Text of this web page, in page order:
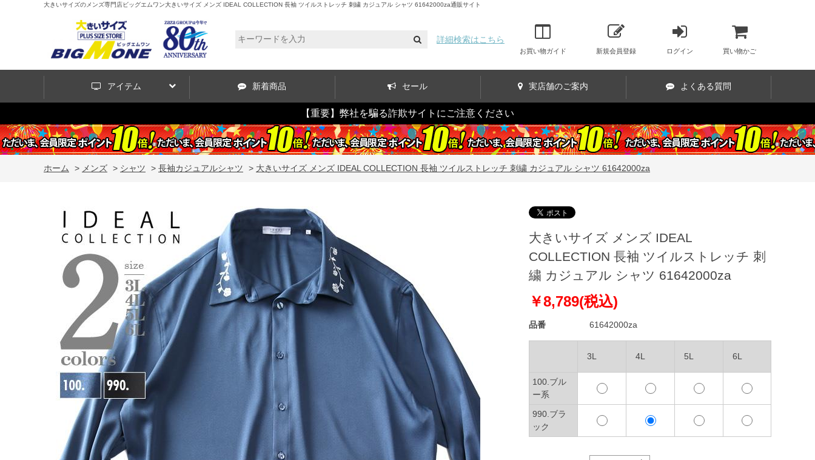
大きいサイズのメンズ専門店ビッグエムワン大きいサイズ メンズ IDEAL COLLECTION 長袖 ツイルストレッチ 刺繍 カジュアル シャツ 61642000za通販サイト
詳細検索はこちら
お買い物ガイド 新規会員登録 ログイン 買い物かご
アイテム 新着商品 セール 実店舗のご案内 よくある質問
【重要】弊社を騙る詐欺サイトにご注意ください
ホーム > メンズ > シャツ > 長袖カジュアルシャツ > 大きいサイズ メンズ IDEAL COLLECTION 長袖 ツイルストレッチ 刺繍 カジュアル シャツ 61642000za
大きいサイズ メンズ IDEAL
COLLECTION 長袖 ツイルストレッチ 刺
繍 カジュアル シャツ 61642000za
￥8,789(税込)
品番 61642000za
3L 4L 5L 6L
100.ブル
ー系
990.ブラ
ック